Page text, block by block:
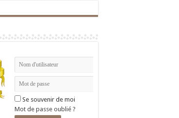
Se souvenir de moi
Mot de passe oublié ?